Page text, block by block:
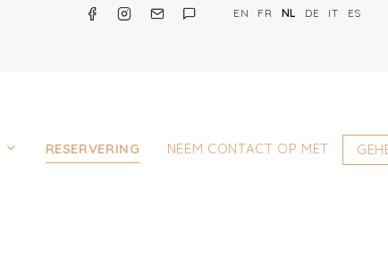
EN FR NL DE IT ES
RESERVERING NEEM CONTACT OP MET